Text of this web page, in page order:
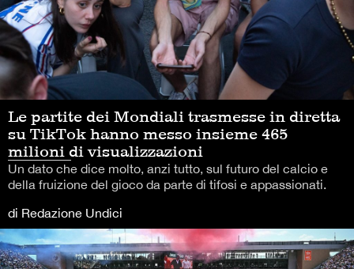
Le partite dei Mondiali trasmesse in diretta
su TikTok hanno messo insieme 465
milioni di visualizzazioni
Un dato che dice molto, anzi tutto, sul futuro del calcio e
della fruizione del gioco da parte di tifosi e appassionati.
di Redazione Undici